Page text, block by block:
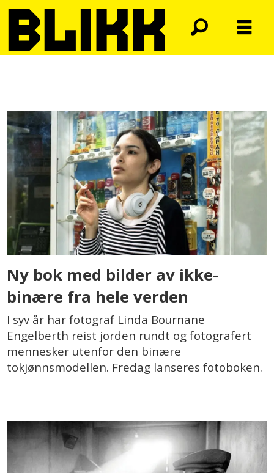
fotokunst
Ny bok med bilder av ikke-
binære fra hele verden
I syv år har fotograf Linda Bournane
Engelberth reist jorden rundt og fotografert
mennesker utenfor den binære
tokjønnsmodellen. Fredag lanseres fotoboken.